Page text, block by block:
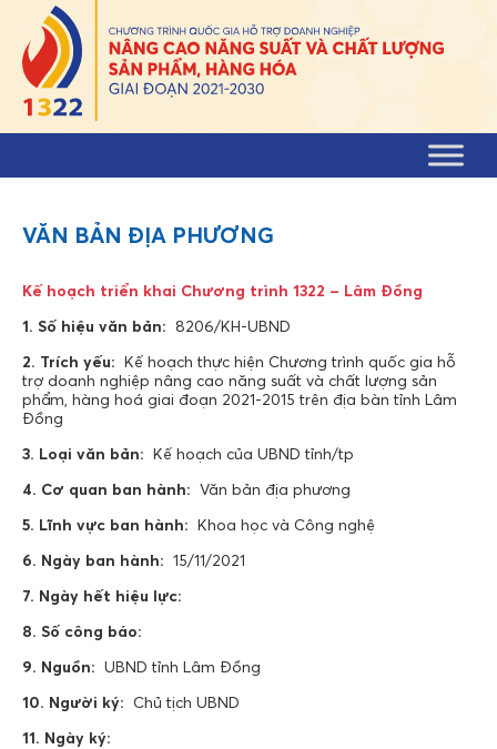
Skip to content
VĂN BẢN ĐỊA PHƯƠNG
Kế hoạch triển khai Chương trình 1322 – Lâm Đồng
1. Số hiệu văn bản: 8206/KH-UBND
2. Trích yếu: Kế hoạch thực hiện Chương trình quốc gia hỗ
trợ doanh nghiệp nâng cao năng suất và chất lượng sản
phẩm, hàng hoá giai đoạn 2021-2015 trên địa bàn tỉnh Lâm
Đồng
3. Loại văn bản: Kế hoạch của UBND tỉnh/tp
4. Cơ quan ban hành: Văn bản địa phương
5. Lĩnh vực ban hành: Khoa học và Công nghệ
6. Ngày ban hành: 15/11/2021
7. Ngày hết hiệu lực:
8. Số công báo:
9. Nguồn: UBND tỉnh Lâm Đồng
10. Người ký: Chủ tịch UBND
11. Ngày ký: